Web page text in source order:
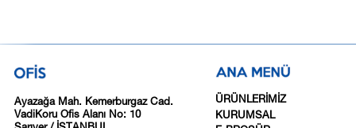
Ayazağa Mah. Kemerburgaz Cad.
VadiKoru Ofis Alanı No: 10
ÜRÜNLERİMİZ
KURUMSAL